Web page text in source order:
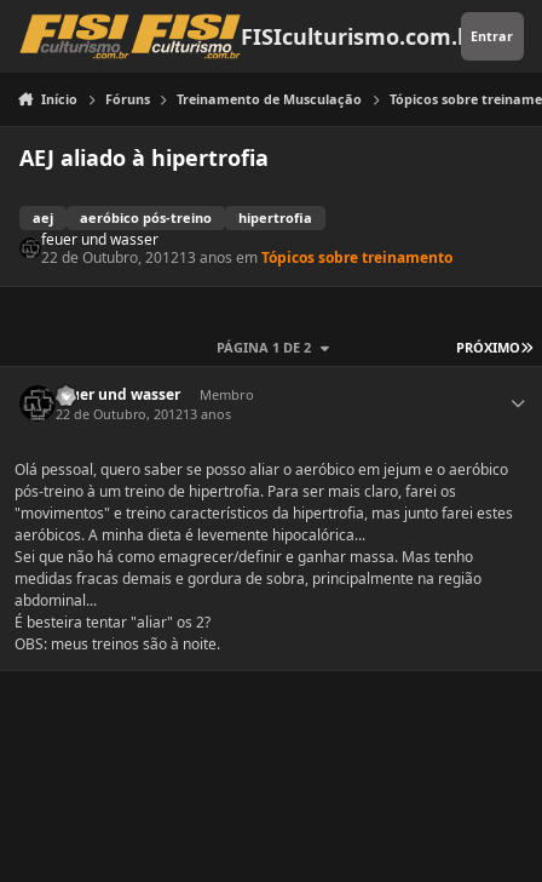
Pular para o conteúdo
FISIculturismo.com.brEntrar
Início Fóruns Treinamento de Musculação Tópicos sobre
AEJ aliado à hipertrofia
aej aeróbico pós-treino hipertrofia
feuer und wasser
22 de Outubro, 201213 anos emTópicos sobre treinamento
PRÓXIMO
PÁGINA 1 DE 2
feuer und wasser
Membro
22 de Outubro, 201213 anos
Olá pessoal, quero saber se posso aliar o aeróbico em jejum e o aeróbico
pós-treino à um treino de hipertrofia. Para ser mais claro, farei os
"movimentos" e treino característicos da hipertrofia, mas junto farei estes
aeróbicos. A minha dieta é levemente hipocalórica...
Sei que não há como emagrecer/definir e ganhar massa. Mas tenho
medidas fracas demais e gordura de sobra, principalmente na região
abdominal...
É besteira tentar "aliar" os 2?
OBS: meus treinos são à noite.